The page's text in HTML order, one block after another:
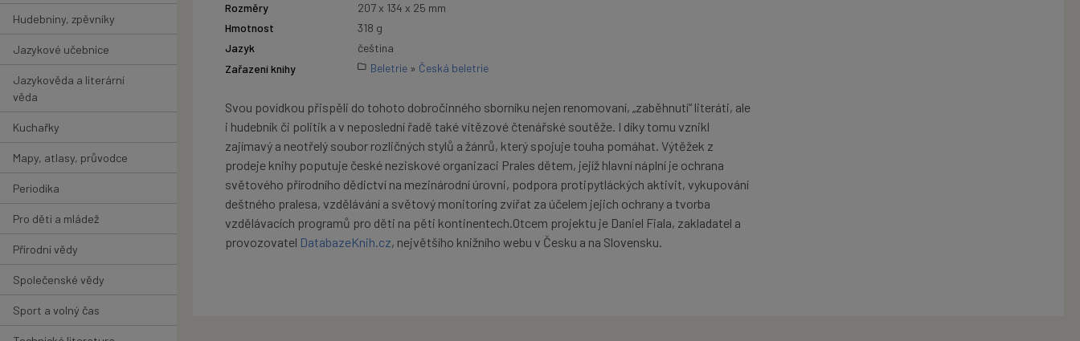
Hudebniny, zpěvníky
Jazykové učebnice
Jazykověda a literární
věda
Kuchařky
Mapy, atlasy, průvodce
Periodika
Pro děti a mládež
Přírodní vědy
Společenské vědy
Sport a volný čas
Rozměry
207 x 134 x 25 mm
Hmotnost
318 g
Jazyk
čeština
Zařazení knihy
Beletrie » Česká beletrie
Svou povídkou přispěli do tohoto dobročinného sborníku nejen renomovaní, „zaběhnutí“ literáti, ale
i hudebník či politik a v neposlední řadě také vítězové čtenářské soutěže. I díky tomu vznikl
zajímavý a neotřelý soubor rozličných stylů a žánrů, který spojuje touha pomáhat. Výtěžek z
prodeje knihy poputuje české neziskové organizaci Prales dětem, jejíž hlavní náplní je ochrana
světového přírodního dědictví na mezinárodní úrovni, podpora protipytláckých aktivit, vykupování
deštného pralesa, vzdělávání a světový monitoring zvířat za účelem jejich ochrany a tvorba
vzdělávacích programů pro děti na pěti kontinentech.Otcem projektu je Daniel Fiala, zakladatel a
provozovatel DatabazeKnih.cz, největšího knižního webu v Česku a na Slovensku.